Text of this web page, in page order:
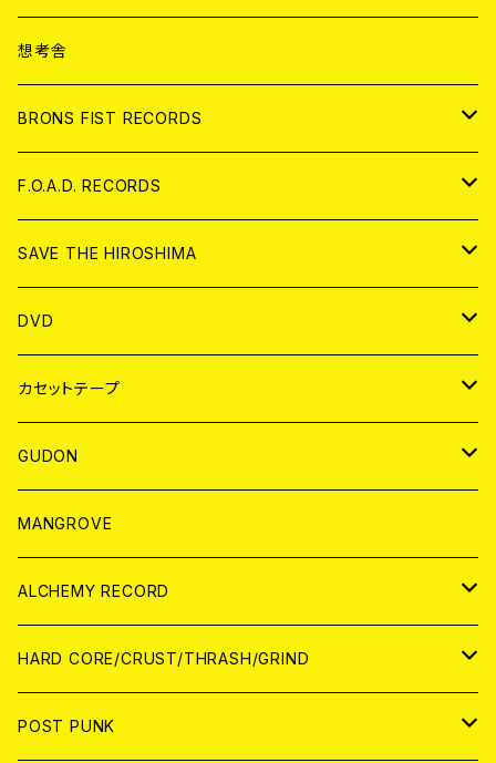
ANALOG
CD
アパレル
ANALOG
想考舎
BRONS FIST RECORDS
CD
ANALOG
F.O.A.D. RECORDS
CD
ANALOG
SAVE THE HIROSHIMA
アパレル
BADGE
DVD
JAPAN
WORLD
カセットテープ
JAPAN
WORLD
GUDON
アパレル
PATCH
アナログ
DIGITAL CONTENTS
MANGROVE
ALCHEMY RECORD
CD
ANALOG
HARD CORE/CRUST/THRASH/GRIND
JAPAN
POST PUNK